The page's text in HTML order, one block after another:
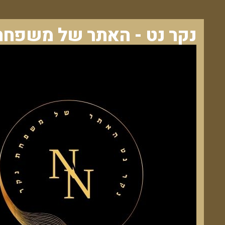
נקר נט - האתר של